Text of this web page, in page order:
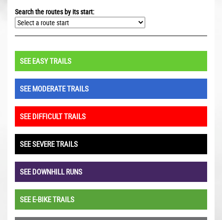
Search the routes by its start:
SEE EASY TRAILS
SEE MODERATE TRAILS
SEE DIFFICULT TRAILS
SEE SEVERE TRAILS
SEE DOWNHILL RUNS
SEE E-BIKE TRAILS